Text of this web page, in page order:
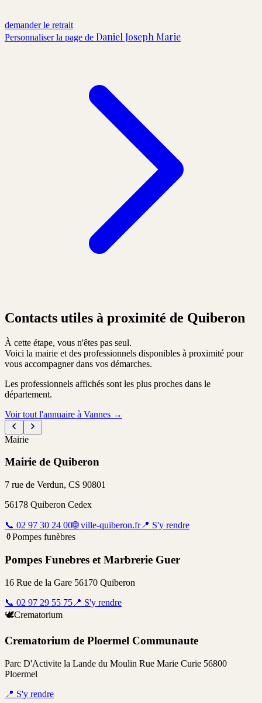
demander le retrait
Personnaliser la page de Daniel Joseph Marie
Contacts utiles à proximité de Quiberon
À cette étape, vous n'êtes pas seul.
Voici la mairie et des professionnels disponibles à proximité pour
vous accompagner dans vos démarches.
Les professionnels affichés sont les plus proches dans le
département.
Voir tout l'annuaire à Vannes →
Mairie
Mairie de Quiberon
7 rue de Verdun, CS 90801
56178 Quiberon Cedex
📞 02 97 30 24 00🌐 ville-quiberon.fr📍 S'y rendre
⚱️Pompes funèbres
Pompes Funebres et Marbrerie Guer
16 Rue de la Gare 56170 Quiberon
📞 02 97 29 55 75 📍 S'y rendre
🕊️Crematorium
Crematorium de Ploermel Communaute
Parc D'Activite la Lande du Moulin Rue Marie Curie 56800
Ploermel
📍 S'y rendre